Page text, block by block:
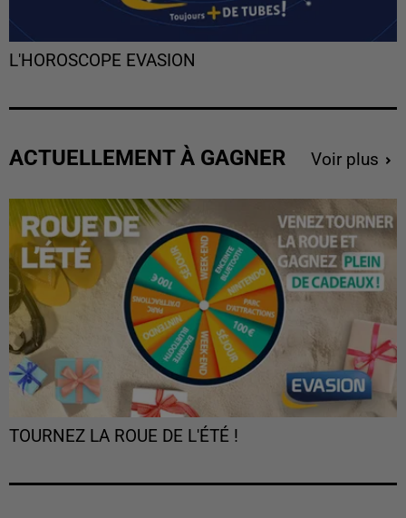
L'HOROSCOPE EVASION
ACTUELLEMENT À GAGNER Voir plus
TOURNEZ LA ROUE DE L'ÉTÉ !